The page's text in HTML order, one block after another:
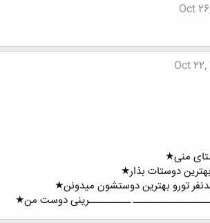
Oct
Oct 22,
منی★
دوستات بذار★
تورو بهترین دوستشون میدونن★
ــــــــــرینی دوست من★